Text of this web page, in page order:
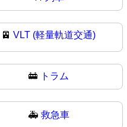
🚈VLT (軽量軌道交通)
🚋 トラム
🚑 救急車